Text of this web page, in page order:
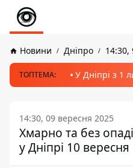
Новини Дніпро 14:30,
ТОПТЕМА: У Дніпрі з 1
14:30, 09 вересня 2025
Хмарно та без
у Дніпрі 10 вересня